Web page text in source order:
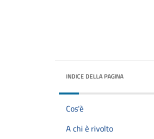
INDICE DELLA PAGINA
Cos'è
A chi è rivolto